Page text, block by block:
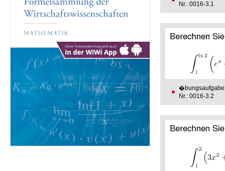
Nr.: 0016-3.1
�bungsaufgabe
Nr.: 0016-3.2